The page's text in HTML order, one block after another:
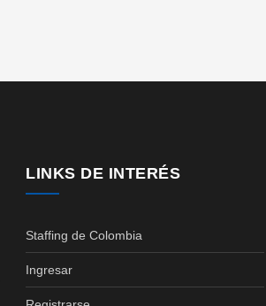
LINKS DE INTERÉS
Staffing de Colombia
Ingresar